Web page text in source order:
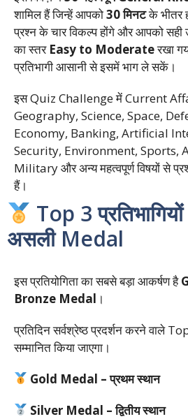
शामिल हैं जिन्हें आपको30 मिनटके भीतर
प्रश्न के चार विकल्प होंगे और आपको सही
का स्तर Easy to Moderateरखा
प्रतिभागी आसानी से इसमें भाग ले सकें।
इस Quiz Challenge में Current
Geography, Science, Space,
Economy, Banking, Artificial
Security, Environment, Sports,
Military और अन्य महत्वपूर्ण विषयों से
हैं।
Top 3
असली Medal
इस प्रतियोगिता का सबसे बड़ा आकर्षण है
Bronze Medal ।
प्रतिदिन सर्वश्रेष्ठ प्रदर्शन करने वाले
सम्मानित किया जाएगा।
Gold Medal – प्रथम स्थान
Silver Medal – द्वितीय स्थान